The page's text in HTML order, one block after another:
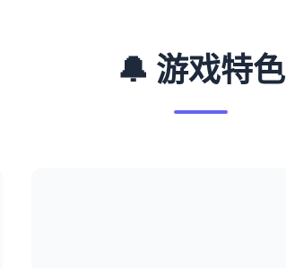
🔔 游戏特色